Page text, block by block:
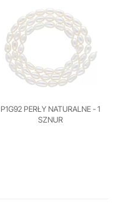
P1G92 PERŁY NATURALNE - 1
SZNUR